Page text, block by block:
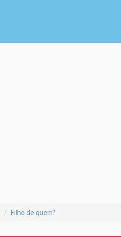
Filho de quem?